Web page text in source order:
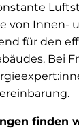
von Innen-
für den
Bei
finden